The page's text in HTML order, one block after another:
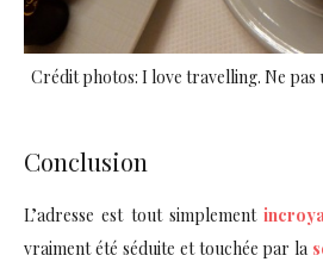
Crédit photos: I love travelling. Ne pas
Conclusion
L’adresse est tout simplement
vraiment été séduite et touchée par la